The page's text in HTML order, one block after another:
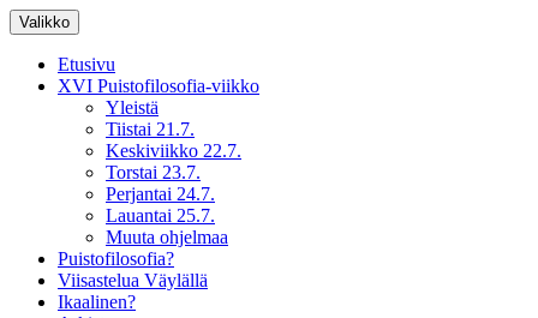
Puistofilosofia
15.-19.7.2025
Valikko Siirry
sisältöön
Etusivu
XVI Puistofilosofia-viikko
Yleistä
Tiistai 21.7.
Keskiviikko 22.7.
Torstai 23.7.
Perjantai 24.7.
Lauantai 25.7.
Muuta ohjelmaa
Puistofilosofia?
Viisastelua Väylällä
Ikaalinen?